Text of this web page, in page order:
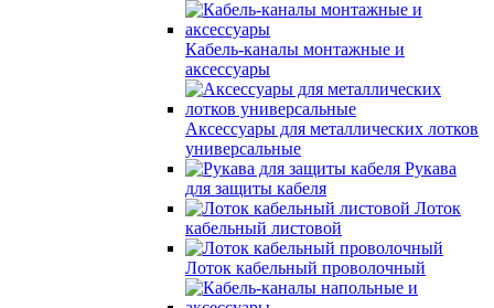
Кабель-каналы монтажные и
аксессуары
Аксессуары для металлических лотков
универсальные
Рукава
для защиты кабеля
Лоток
кабельный листовой
Лоток кабельный проволочный